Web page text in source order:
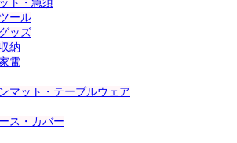
ト・急須
ール
ッズ
納
電
マット・テーブルウェア
ス・カバー